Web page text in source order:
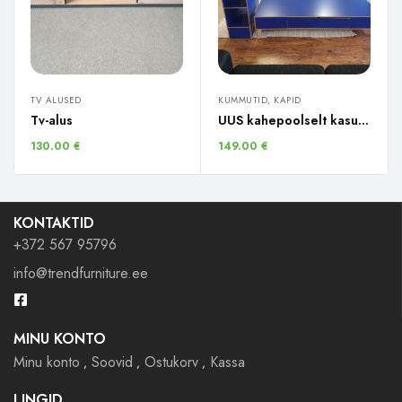
TV ALUSED
Tv-alus
130.00 €
KUMMUTID, KAPID
UUS kahepoolselt kasutatav laud + riiul
149.00 €
KONTAKTID
+372 567 95796
info@trendfurniture.ee
MINU KONTO
Minu konto
Soovid Ostukorv
Kassa